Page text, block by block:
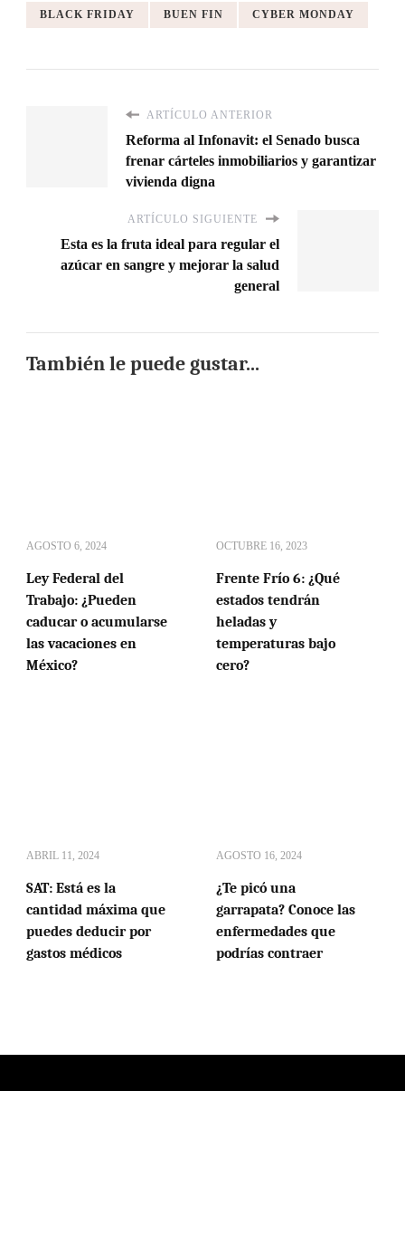
BLACK FRIDAY BUEN FIN CYBER MONDAY
ARTÍCULO ANTERIOR
Reforma al Infonavit: el Senado busca
frenar cárteles inmobiliarios y garantizar
vivienda digna
ARTÍCULO SIGUIENTE
Esta es la fruta ideal para regular el
azúcar en sangre y mejorar la salud
general
También le puede gustar...
AGOSTO 6, 2024
Ley Federal del
Trabajo: ¿Pueden
caducar o acumularse
las vacaciones en
México?
OCTUBRE 16, 2023
Frente Frío 6: ¿Qué
estados tendrán
heladas y
temperaturas bajo
cero?
ABRIL 11, 2024
SAT: Está es la
cantidad máxima que
puedes deducir por
gastos médicos
AGOSTO 16, 2024
¿Te picó una
garrapata? Conoce las
enfermedades que
podrías contraer